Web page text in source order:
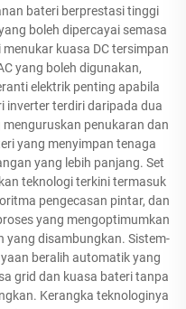
bateri berprestasi tinggi
boleh dipercayai semasa
kuasa DC tersimpan
yang boleh digunakan,
elektrik penting apabila
inverter terdiri daripada dua
penukaran dan
yang menyimpan tenaga
yang lebih panjang. Set
teknologi terkini termasuk
pengecasan pintar, dan
yang mengoptimumkan
yang disambungkan. Sistem-
beralih automatik yang
grid dan kuasa bateri tanpa
Kerangka teknologinya